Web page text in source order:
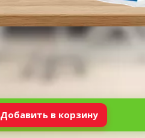
Добавить в корзину